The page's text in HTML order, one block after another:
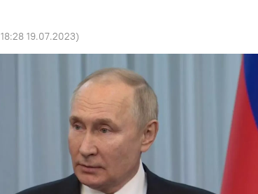
18:28 19.07.2023)